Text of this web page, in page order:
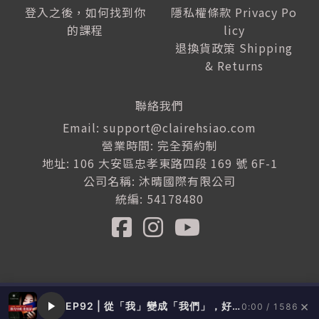
登入之後，如何找到你
的課程
隱私權條款 Privacy Po
licy
退換貨政策 Shipping
& Returns
聯絡我們
Email: support@clairehsiao.com
營業時間: 完全預約制
地址: 106 大安區忠孝東路四段 169 號 6F-1
公司名稱: 沐晴國際有限公司
統編: 54178480
ed by路老闆 EP92 | 從「我」變成「我們」，好感影響力是一種領導者的特質 feat. 梁哲維 0:00 / 1586 ×